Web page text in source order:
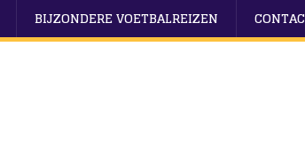
BIJZONDERE VOETBALREIZEN